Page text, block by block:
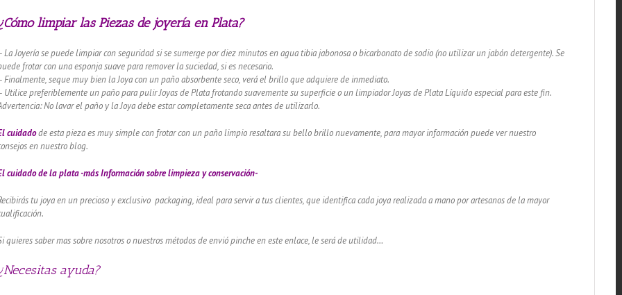
limpiar las Piezas de joyería en Plata?
La Joyería se puede limpiar con seguridad si se sumerge por diez minutos en agua tibia jabonosa o bicarbonato de sodio (no utilizar un jabón detergente). Se
frotar con una esponja suave para remover la suciedad, si es necesario.
Finalmente, seque muy bien la Joya con un paño absorbente seco, verá el brillo que adquiere de inmediato.
Utilice preferiblemente un paño para pulir Joyas de Plata frotando suavemente su superficie o un limpiador Joyas de Plata Líquido especial para este fin.
No lavar el paño y la Joya debe estar completamente seca antes de utilizarlo.
cuidadode esta pieza es muy simple con frotar con un paño limpio resaltara su bello brillo nuevamente, para mayor información puede ver nuestro
en nuestro blog.
cuidado dela plata -más Información sobre limpieza y conservación-
tu joya en un precioso y exclusivo packaging, ideal para servir a tus clientes, que identifica cada joya realizada a mano por artesanos de la mayor
quieres saber mas sobre nosotros o nuestros métodos de envió pinche en este enlace, le será de utilidad…
ayuda?